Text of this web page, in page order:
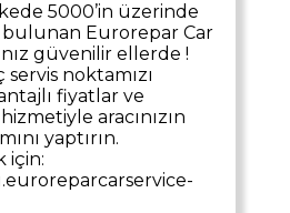
5000’in üzerinde
bulunan Eurorepar Car
güvenilir ellerde !
servis noktamızı
fiyatlar ve
aracınızın
yaptırın.
için: